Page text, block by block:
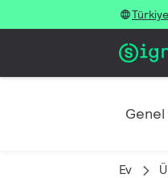
Genel
Ev